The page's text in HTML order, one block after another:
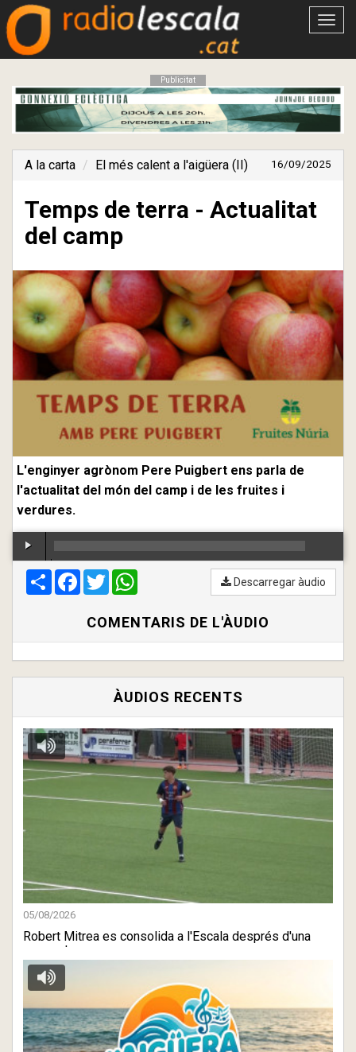
Obrir
Publicitat
A la carta El més calent a l'aigüera (II) 16/09/2025
Temps de terra - Actualitat
del camp
L'enginyer agrònom Pere Puigbert ens parla de
l'actualitat del món del camp i de les fruites i
verdures.
00:00/ 00:00
CompartirFacebook
Twitter Descarregar àudio
COMENTARIS DE L'ÀUDIO
ÀUDIOS RECENTS
05/08/2026
Robert Mitrea es consolida a l'Escala després d'una
gran estre ...